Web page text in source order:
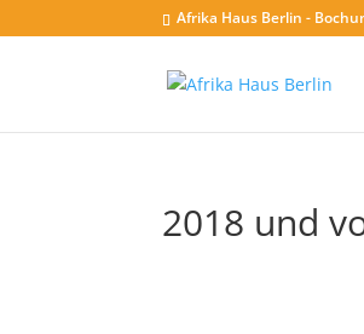
Afrika Haus Berlin -
2018 und